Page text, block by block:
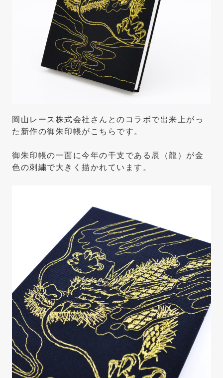
岡山レース株式会社さんとのコラボで出来上がっ
た新作の御朱印帳がこちらです。
御朱印帳の一面に今年の干支である辰（龍）が金
色の刺繍で大きく描かれています。